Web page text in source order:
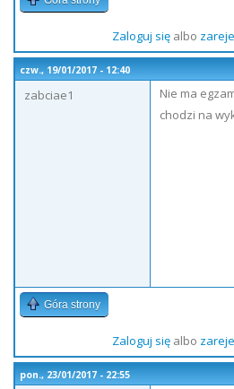
Zaloguj sięalbo
czw., 19/01/2017 - 12:40
zabciae1
Nie ma
chodzi na
Góra strony
Zaloguj sięalbo
pon., 23/01/2017 - 22:55